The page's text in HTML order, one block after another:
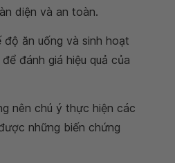
diện và an toàn.
ăn uống và sinh hoạt
đánh giá hiệu quả của
nên chú ý thực hiện các
những biến chứng